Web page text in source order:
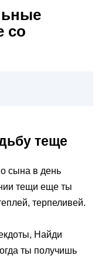
со
теще
сына в день
тещи еще ты
терпеливей.
Найди
ты получишь